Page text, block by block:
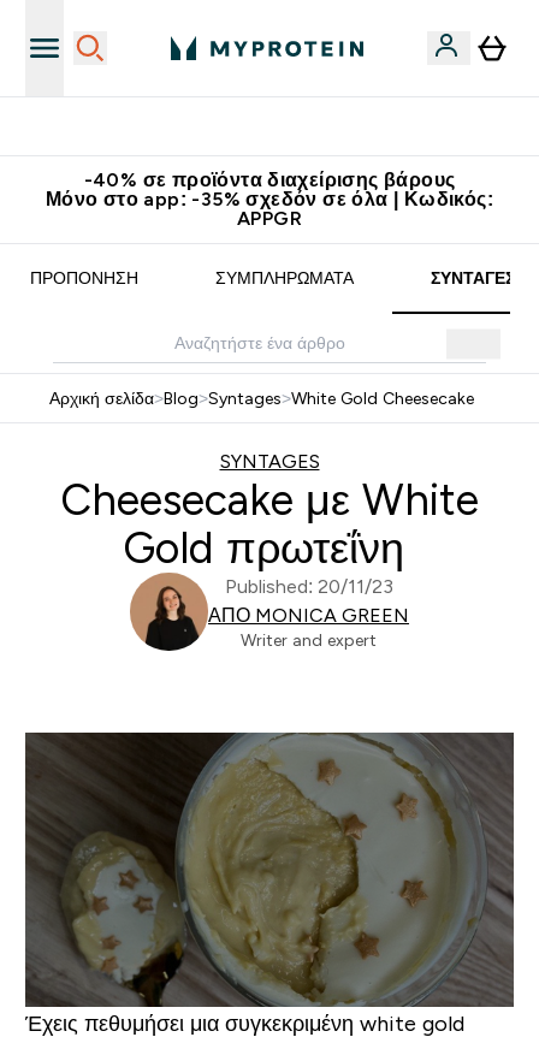
-40% σε προϊόντα διαχείρισης βάρους
Μόνο στο app: -35% σχεδόν σε όλα | Κωδικός:
APPGR
ΠΡΟΠΌΝΗΣΗ ΣΥΜΠΛΗΡΏΜΑΤΑ ΣΥΝΤΑΓΈΣ
Αρχική σελίδα>Blog>Syntages>White Gold Cheesecake
SYNTAGES
Cheesecake με White
Gold πρωτεΐνη
Published: 20/11/23
ΑΠΌ MONICA GREEN
Writer and expert
Έχεις πεθυμήσει μια συγκεκριμένη white gold